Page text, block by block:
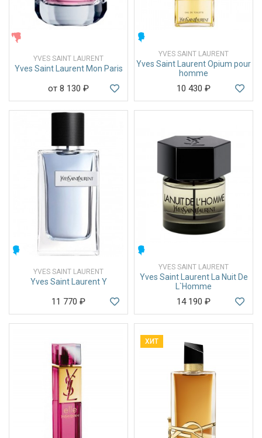
YVES SAINT LAURENT
Yves Saint Laurent Mon Paris
от 8 130 ₽
YVES SAINT LAURENT
Yves Saint Laurent Opium pour
homme
10 430 ₽
МУЖСКИЕ
YVES SAINT LAURENT
Yves Saint Laurent Y
11 770 ₽
YVES SAINT LAURENT
Yves Saint Laurent La Nuit De
L`Homme
14 190 ₽
ХИТ